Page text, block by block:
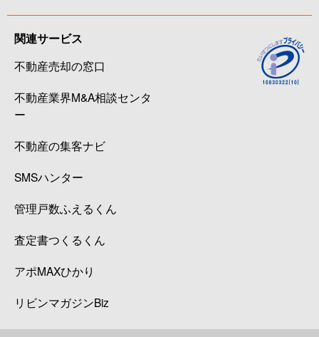
関連サービス
不動産売却の窓口
不動産業界M&A相談センタ
ー
不動産の集客ナビ
SMSハンター
管理戸数ふえるくん
査定書つくるくん
アポMAXひかり
リビンマガジンBiz